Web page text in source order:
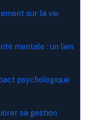
sur la vie
mentale : un lien
psychologique
sa gestion